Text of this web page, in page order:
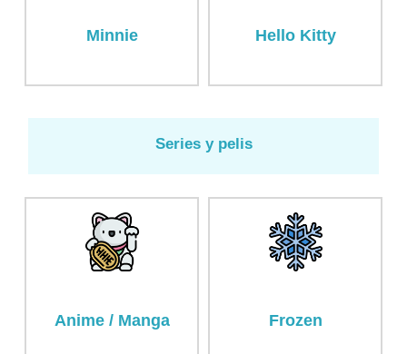
Minnie Hello Kitty
Series y pelis
Anime / Manga Frozen